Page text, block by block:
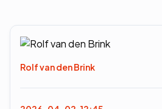
Rolf van den Brink